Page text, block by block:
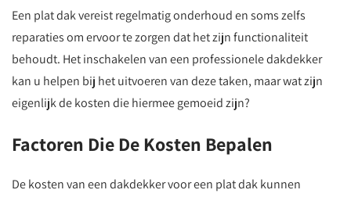
Een plat dak vereist regelmatig onderhoud en soms zelfs
reparaties om ervoor te zorgen dat het zijn functionaliteit
behoudt. Het inschakelen van een professionele dakdekker
kan u helpen bij het uitvoeren van deze taken, maar wat zijn
eigenlijk de kosten die hiermee gemoeid zijn?
Factoren Die De Kosten Bepalen
De kosten van een dakdekker voor een plat dak kunnen